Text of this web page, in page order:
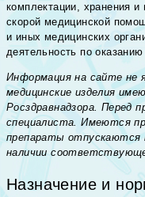
комплектации, хранения
скорой медицинской
и иных медицинских
деятельность по
Информация на сайте не
медицинские изделия
Росздравнадзора. Перед
специалиста. Имеются
препараты отпускаются
наличии
Назначение и